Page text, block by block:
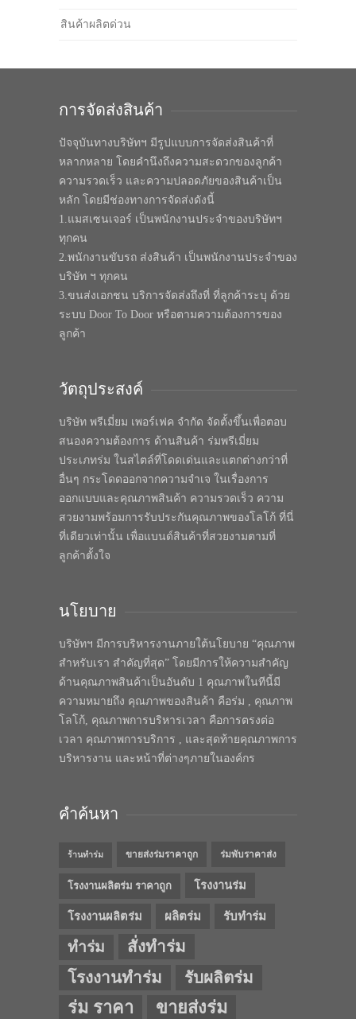
สินค้าผลิตด่วน
การจัดส่งสินค้า
ปัจจุบันทางบริษัทฯ มีรูปแบบการจัดส่งสินค้าที่
หลากหลาย โดยคำนึงถึงความสะดวกของลูกค้า
ความรวดเร็ว และความปลอดภัยของสินค้าเป็น
หลัก โดยมีช่องทางการจัดส่งดังนี้
1.แมสเซนเจอร์ เป็นพนักงานประจำของบริษัทฯ
ทุกคน
2.พนักงานขับรถ ส่งสินค้า เป็นพนักงานประจำของ
บริษัท ฯ ทุกคน
3.ขนส่งเอกชน บริการจัดส่งถึงที่ ที่ลูกค้าระบุ ด้วย
ระบบ Door To Door หรือตามความต้องการของ
ลูกค้า
วัตถุประสงค์
บริษัท พรีเมี่ยม เพอร์เฟค จำกัด จัดตั้งขึ้นเพื่อตอบ
สนองความต้องการ ด้านสินค้า ร่มพรีเมี่ยม
ประเภทร่ม ในสไตล์ที่โดดเด่นและแตกต่างกว่าที่
อื่นๆ กระโดดออกจากความจำเจ ในเรื่องการ
ออกแบบและคุณภาพสินค้า ความรวดเร็ว ความ
สวยงามพร้อมการรับประกันคุณภาพของโลโก้ ที่นี่
ที่เดียวเท่านั้น เพื่อแบนด์สินค้าที่สวยงามตามที่
ลูกค้าตั้งใจ
นโยบาย
บริษัทฯ มีการบริหารงานภายใต้นโยบาย “คุณภาพ
สำหรับเรา สำคัญที่สุด” โดยมีการให้ความสำคัญ
ด้านคุณภาพสินค้าเป็นอันดับ 1 คุณภาพในทีนี้มี
ความหมายถึง คุณภาพของสินค้า คือร่ม , คุณภาพ
โลโก้, คุณภาพการบริหารเวลา คือการตรงต่อ
เวลา คุณภาพการบริการ , และสุดท้ายคุณภาพการ
บริหารงาน และหน้าที่ต่างๆภายในองค์กร
คำค้นหา
ร้านทำร่ม ขายส่งร่มราคาถูก ร่มพับราคาส่ง
โรงงานผลิตร่ม ราคาถูก โรงงานร่ม
โรงงานผลิตร่ม ผลิตร่ม รับทำร่ม
ทำร่ม
สั่งทำร่ม
โรงงานทำร่ม
รับผลิตร่ม
ร่ม ราคา ขายส่งร่ม